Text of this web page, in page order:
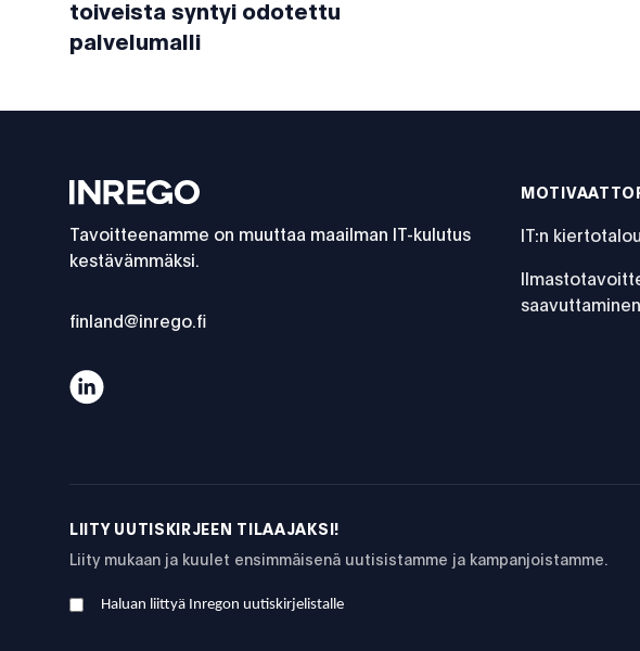
toiveista syntyi odotettu
palvelumalli
Inrego
Tavoitteenamme on muuttaa maailman IT-kulutus
kestävämmäksi.
finland@inrego.fi
Asiakascase Gradia: IT:n rooli organisaation kestävän kehityksen
IT:n
LIITY UUTISKIRJEEN TILAAJAKSI!
Liity mukaan ja kuulet ensimmäisenä uutisistamme ja kampanjoistamme.
Haluan liittyä Inregon uutiskirjelistalle